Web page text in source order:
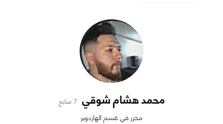
محمد هشام شوقي 7 متابع
محرر في قسم الهاردوير